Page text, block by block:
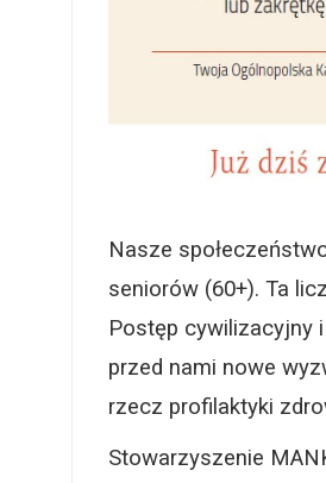
Nasze
seniorów (60+). Ta
Postęp cywilizacyjny
przed nami nowe
rzecz profilaktyki
Stowarzyszenie